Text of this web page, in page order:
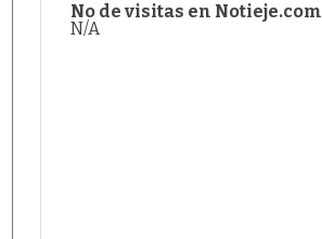
No de visitas en Notieje.com
N/A